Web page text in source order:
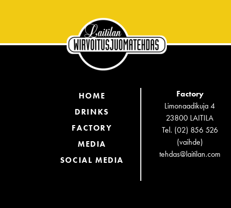
HOME
DRINKS
FACTORY
MEDIA
SOCIAL MEDIA
Factory
Limonaadikuja 4
23800 LAITILA
Tel. (02) 856 526
(vaihde)
tehdas@laitilan.com